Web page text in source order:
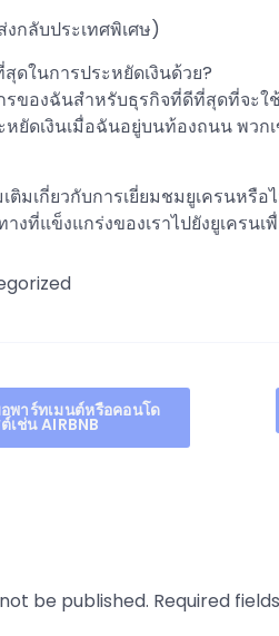
กลับประเทศพิเศษ)
ดในการประหยัดเงินด้วย?
ของฉันสำหรับธุรกิจที่ดีที่สุดที่จะใ
ยัดเงินเมื่อฉันอยู่บนท้องถนน พวก
ติมเกี่ยวกับการเยี่ยมชมยูเครนหรือ
งที่แข็งแกร่งของเราไปยังยูเครนเ
พาร์ทเมนต์หรือคอนโด
ช่น AIRBNB
be published. Required